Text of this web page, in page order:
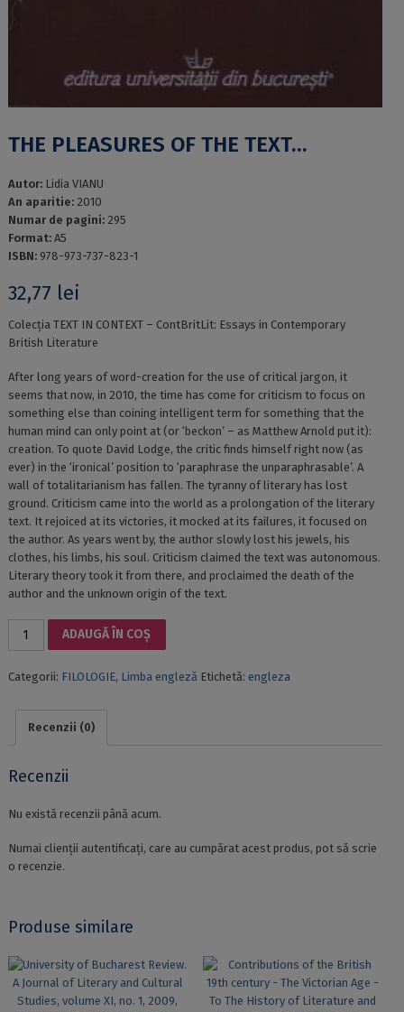
THE PLEASURES OF THE TEXT…
Autor: Lidia VIANU
An aparitie: 2010
Numar de pagini: 295
Format: A5
ISBN: 978-973-737-823-1
32,77 lei
Colecția TEXT IN CONTEXT – ContBritLit: Essays in Contemporary
British Literature
After long years of word-creation for the use of critical jargon, it
seems that now, in 2010, the time has come for criticism to focus on
something else than coining intelligent term for something that the
human mind can only point at (or ‘beckon’ – as Matthew Arnold put it):
creation. To quote David Lodge, the critic finds himself right now (as
ever) in the ‘ironical’ position to ‘paraphrase the unparaphrasable’. A
wall of totalitarianism has fallen. The tyranny of literary has lost
ground. Criticism came into the world as a prolongation of the literary
text. It rejoiced at its victories, it mocked at its failures, it focused on
the author. As years went by, the author slowly lost his jewels, his
clothes, his limbs, his soul. Criticism claimed the text was autonomous.
Literary theory took it from there, and proclaimed the death of the
author and the unknown origin of the text.
OF
ADAUGĂ ÎN COȘ
Categorii: FILOLOGIE, Limba engleză Etichetă: engleza
Recenzii (0)
Recenzii
Nu există recenzii până acum.
Numai clienții autentificați, care au cumpărat acest produs, pot să scrie
o recenzie.
Produse similare